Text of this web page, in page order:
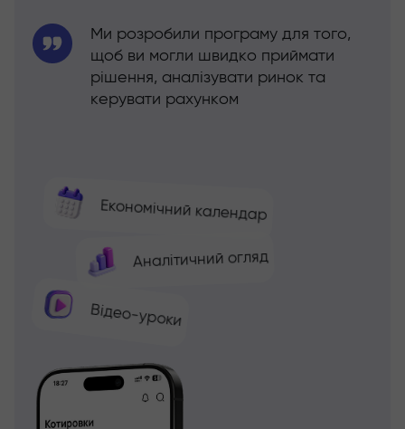
Економічний календар
Аналітичний огляд
Відео-уроки
Ми розробили програму для того,
щоб ви могли швидко приймати
рішення, аналізувати ринок та
керувати рахунком